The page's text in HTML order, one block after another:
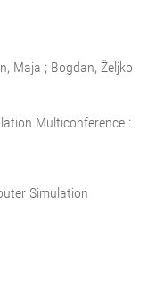
Maja ; Bogdan, Željko
Multiconference :
Simulation